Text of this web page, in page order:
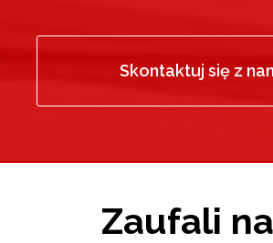
Skontaktuj się z
Zaufali